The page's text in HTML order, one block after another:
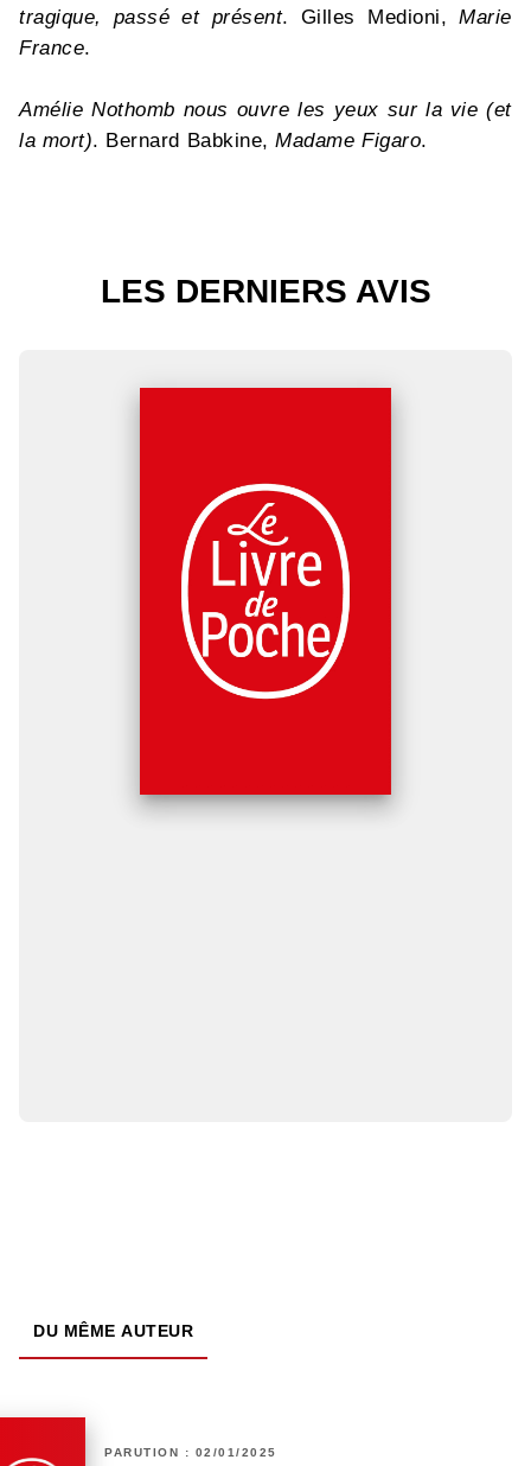
tragique, passé et présent. Gilles Medioni,Marie
France.
Amélie Nothomb nous ouvre les yeux sur la vie (et
la mort). Bernard Babkine,Madame Figaro.
LES DERNIERS AVIS
DU MÊME AUTEUR
PARUTION : 02/01/2025